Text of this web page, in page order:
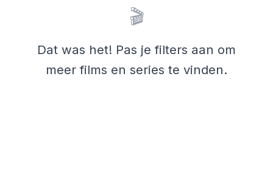
🎬
Dat was het! Pas je filters aan om
meer films en series te vinden.